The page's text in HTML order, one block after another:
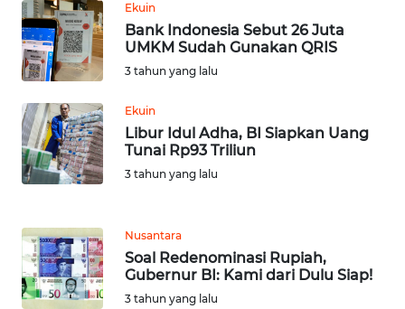
Ekuin
Bank Indonesia Sebut 26 Juta
UMKM Sudah Gunakan QRIS
3 tahun yang lalu
Ekuin
Libur Idul Adha, BI Siapkan Uang
Tunai Rp93 Triliun
3 tahun yang lalu
Nusantara
Soal Redenominasi Rupiah,
Gubernur BI: Kami dari Dulu Siap!
3 tahun yang lalu
WN
BOGOR
WN
DEPOK
WN
TAPANULI
WN
SAMOSIR